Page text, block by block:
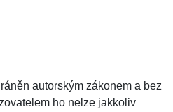
autorským zákonem a bez
ho nelze jakkoliv